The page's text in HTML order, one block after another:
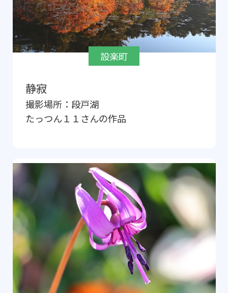
設楽町
静寂
撮影場所： 段戸湖
たっつん１１ さんの作品